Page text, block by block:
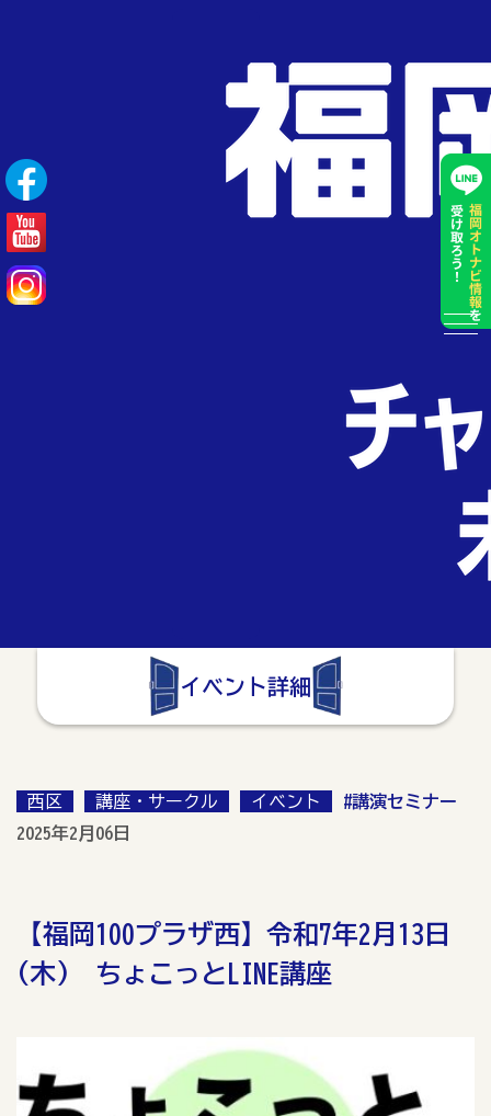
イベント詳細
西区 講座・サークル イベント
#講演セミナー
2025年2月06日
【福岡100プラザ西】令和7年2月13日
(木) ちょこっとLINE講座